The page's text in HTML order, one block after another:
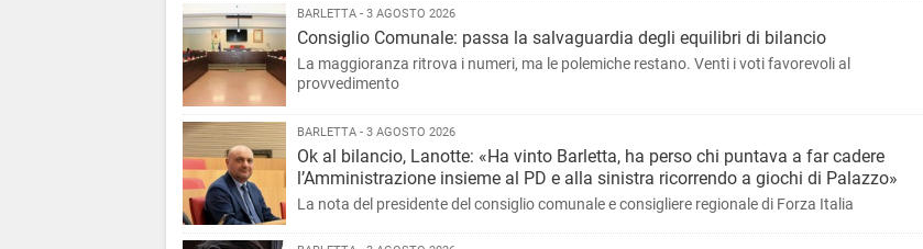
BARLETTA - 3 AGOSTO 2026
Consiglio Comunale: passa la salvaguardia degli equilibri di bilancio
La maggioranza ritrova i numeri, ma le polemiche restano. Venti i voti favorevoli al
provvedimento
BARLETTA - 3 AGOSTO 2026
Ok al bilancio, Lanotte: «Ha vinto Barletta, ha perso chi puntava a far cadere
l’Amministrazione insieme al PD e alla sinistra ricorrendo a giochi di Palazzo»
La nota del presidente del consiglio comunale e consigliere regionale di Forza Italia